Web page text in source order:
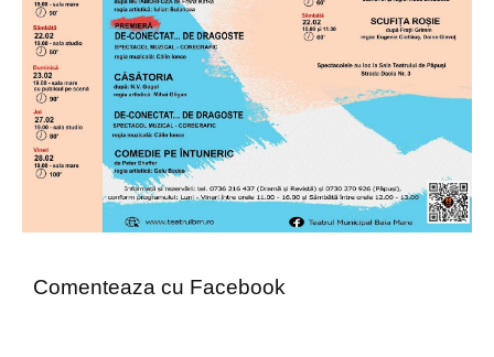
Comenteaza cu Facebook